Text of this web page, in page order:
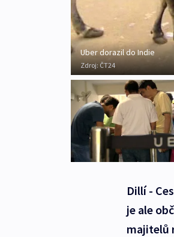
Uber dorazil do Indie
Zdroj:ČT24
Dillí -
je ale
majitelů